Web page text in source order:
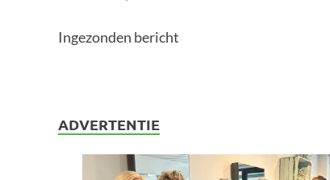
Ingezonden bericht
ADVERTENTIE